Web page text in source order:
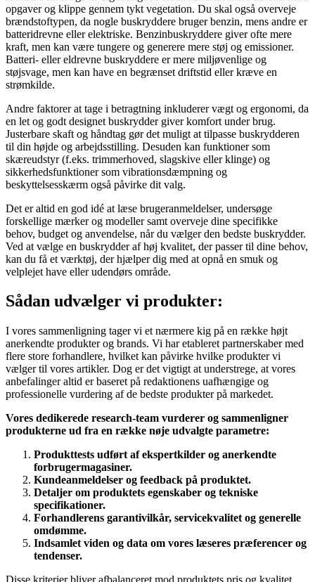
opgaver og klippe gennem tykt vegetation. Du skal også overveje
brændstoftypen, da nogle buskryddere bruger benzin, mens andre er
batteridrevne eller elektriske. Benzinbuskryddere giver ofte mere
kraft, men kan være tungere og generere mere støj og emissioner.
Batteri- eller eldrevne buskryddere er mere miljøvenlige og
støjsvage, men kan have en begrænset driftstid eller kræve en
strømkilde.
Andre faktorer at tage i betragtning inkluderer vægt og ergonomi, da
en let og godt designet buskrydder giver komfort under brug.
Justerbare skaft og håndtag gør det muligt at tilpasse buskrydderen
til din højde og arbejdsstilling. Desuden kan funktioner som
skæreudstyr (f.eks. trimmerhoved, slagskive eller klinge) og
sikkerhedsfunktioner som vibrationsdæmpning og
beskyttelsesskærm også påvirke dit valg.
Det er altid en god idé at læse brugeranmeldelser, undersøge
forskellige mærker og modeller samt overveje dine specifikke
behov, budget og anvendelse, når du vælger den bedste buskrydder.
Ved at vælge en buskrydder af høj kvalitet, der passer til dine behov,
kan du få et værktøj, der hjælper dig med at opnå en smuk og
velplejet have eller udendørs område.
Sådan udvælger vi produkter:
I vores sammenligning tager vi et nærmere kig på en række højt
anerkendte produkter og brands. Vi har etableret partnerskaber med
flere store forhandlere, hvilket kan påvirke hvilke produkter vi
vælger til vores artikler. Dog er det vigtigt at understrege, at vores
anbefalinger altid er baseret på redaktionens uafhængige og
professionelle vurdering af de bedste produkter på markedet.
Vores dedikerede research-team vurderer og sammenligner
produkterne ud fra en række nøje udvalgte parametre:
Produkttests udført af ekspertkilder og anerkendte
forbrugermagasiner.
Kundeanmeldelser og feedback på produktet.
Detaljer om produktets egenskaber og tekniske
specifikationer.
Forhandlerens garantivilkår, servicekvalitet og generelle
omdømme.
Indsamlet viden og data om vores læseres præferencer og
tendenser.